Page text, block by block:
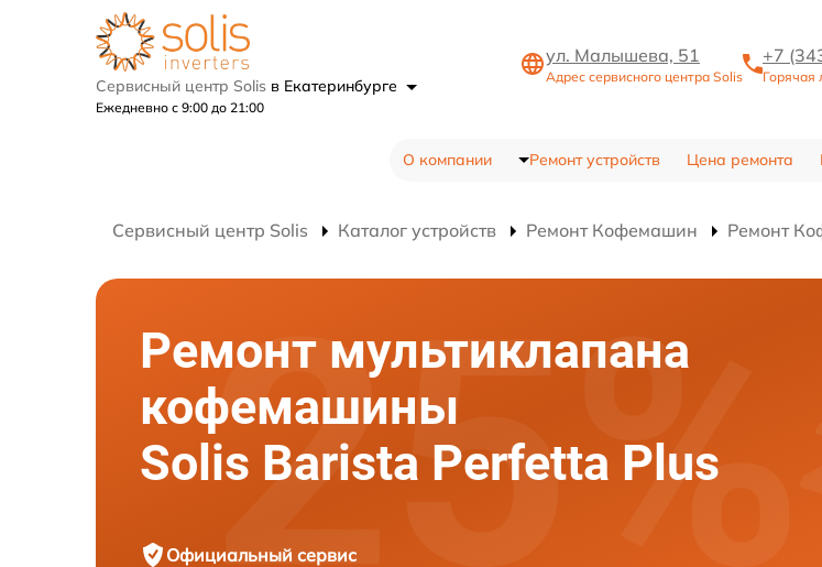
Сервисный центр Solis в Екатеринбурге
Ежедневно с 9:00 до 21:00
ул. Малышева, 51
Адрес сервисного центра Solis
+7
Горячая
О компании Ремонт устройств Цена ремонта
Сервисный центр Solis Каталог устройств Ремонт Кофемашин Ремонт
Ремонт мультиклапана
кофемашины
Solis Barista Perfetta Plus
Официальный сервис